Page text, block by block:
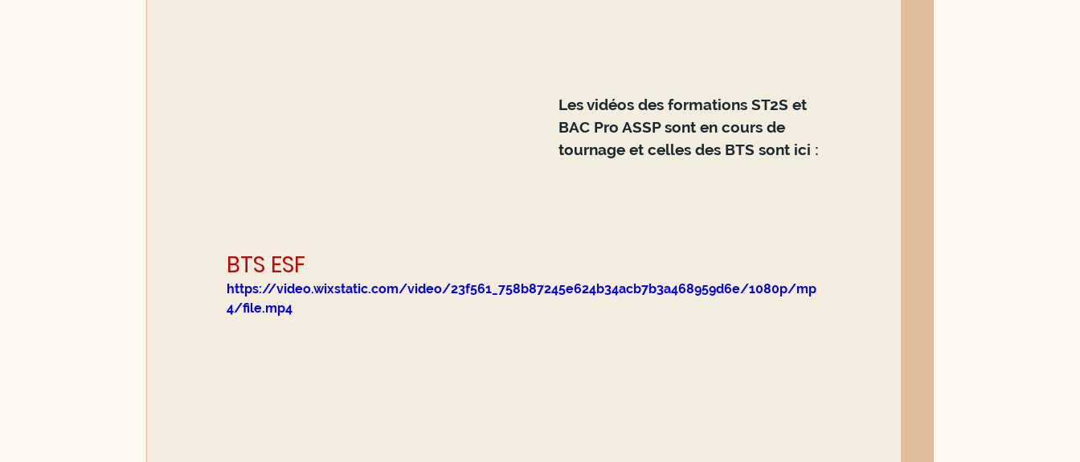
Les vidéos des formations ST2S et
BAC Pro ASSP sont en cours de
tournage et celles des BTS sont ici :
BTS ESF
https://video.wixstatic.com/video/23f561_758b87245e624b34acb7b3a468959d6e/1080p/mp
4/file.mp4